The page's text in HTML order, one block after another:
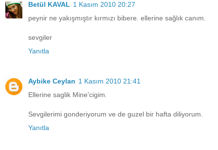
Betül KAVAL 1 Kasım 2010 20:27
peynir ne yakışmıştır kırmızı bibere. ellerine sağlık canım.
sevgiler
Yanıtla
Aybike Ceylan 1 Kasım 2010 21:41
Ellerine saglik Mine'cigim.
Sevgilerimi gonderiyorum ve de guzel bir hafta diliyorum.
Yanıtla